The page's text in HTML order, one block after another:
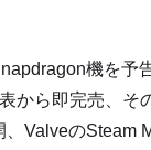
機を予
から即完売、そ
、ValveのSteam